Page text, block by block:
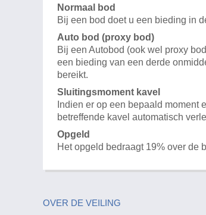
Normaal bod
Bij een bod doet u een bieding in
Auto bod (proxy bod)
Bij een Autobod (ook wel proxy
een bieding van een derde
bereikt.
Sluitingsmoment kavel
Indien er op een bepaald
betreffende kavel automatisch
Opgeld
Het opgeld bedraagt 19% over de
OVER DE VEILING